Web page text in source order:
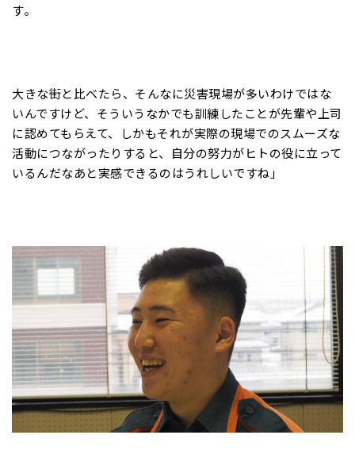
す。
大きな街と比べたら、そんなに災害現場が多いわけではな
いんですけど、そういうなかでも訓練したことが先輩や上司
に認めてもらえて、しかもそれが実際の現場でのスムーズな
活動につながったりすると、自分の努力がヒトの役に立って
いるんだなあと実感できるのはうれしいですね」